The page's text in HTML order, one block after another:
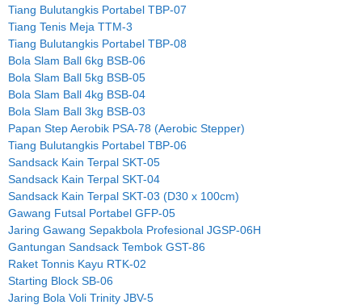
Tiang Bulutangkis Portabel TBP-07
Tiang Tenis Meja TTM-3
Tiang Bulutangkis Portabel TBP-08
Bola Slam Ball 6kg BSB-06
Bola Slam Ball 5kg BSB-05
Bola Slam Ball 4kg BSB-04
Bola Slam Ball 3kg BSB-03
Papan Step Aerobik PSA-78 (Aerobic Stepper)
Tiang Bulutangkis Portabel TBP-06
Sandsack Kain Terpal SKT-05
Sandsack Kain Terpal SKT-04
Sandsack Kain Terpal SKT-03 (D30 x 100cm)
Gawang Futsal Portabel GFP-05
Jaring Gawang Sepakbola Profesional JGSP-06H
Gantungan Sandsack Tembok GST-86
Raket Tonnis Kayu RTK-02
Starting Block SB-06
Jaring Bola Voli Trinity JBV-5